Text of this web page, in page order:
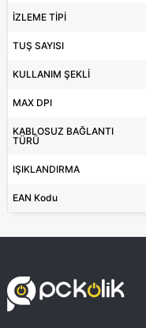
İZLEME TİPİ
TUŞ SAYISI
KULLANIM ŞEKLİ
MAX DPI
KABLOSUZ BAĞLANTI
TÜRÜ
IŞIKLANDIRMA
EAN Kodu